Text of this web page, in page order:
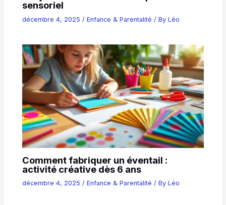
sensoriel
décembre 4, 2025 /Enfance & Parentalité / ByLéo
Comment fabriquer un éventail :
activité créative dès 6 ans
décembre 4, 2025/Enfance & Parentalité / ByLéo